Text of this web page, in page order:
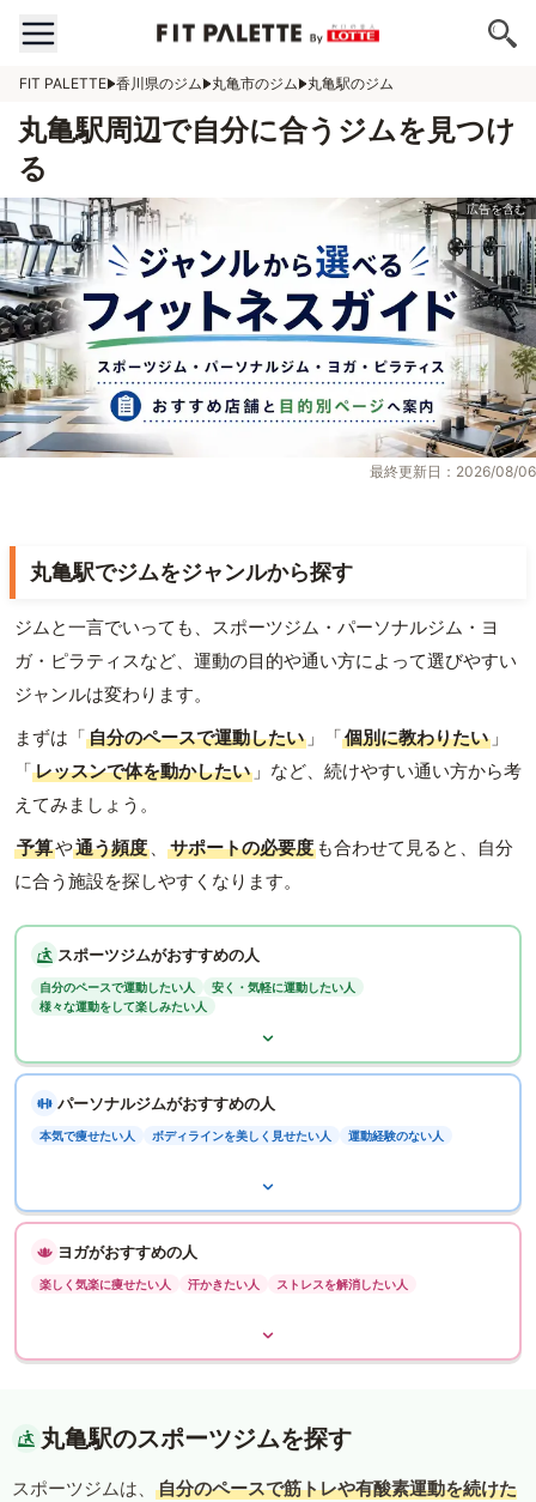
FIT PALETTE 香川県のジム 丸亀市のジム 丸亀駅のジム
丸亀駅周辺で自分に合うジムを見つけ
る
最終更新日：2026/08/06
丸亀駅でジムをジャンルから探す
ジムと一言でいっても、スポーツジム・パーソナルジム・ヨ
ガ・ピラティスなど、運動の目的や通い方によって選びやすい
ジャンルは変わります。
まずは「自分のペースで運動したい 」「個別に教わりたい 」
「レッスンで体を動かしたい 」など、続けやすい通い方から考
えてみましょう。
予算や通う頻度 、 サポートの必要度 も合わせて見ると、自分
に合う施設を探しやすくなります。
スポーツジムがおすすめの人
自分のペースで運動したい人
安く・気軽に運動したい人
様々な運動をして楽しみたい人
パーソナルジムがおすすめの人
本気で痩せたい人 ボディラインを美しく見せたい人 運動経験のない人
ヨガがおすすめの人
楽しく気楽に痩せたい人 汗かきたい人 ストレスを解消したい人
丸亀駅のスポーツジムを探す
スポーツジムは、
自分のペースで筋トレや有酸素運動を続けた